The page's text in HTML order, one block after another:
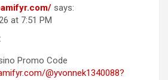
says:
at 7:51 PM
Promo Code
@yvonnek1340088?